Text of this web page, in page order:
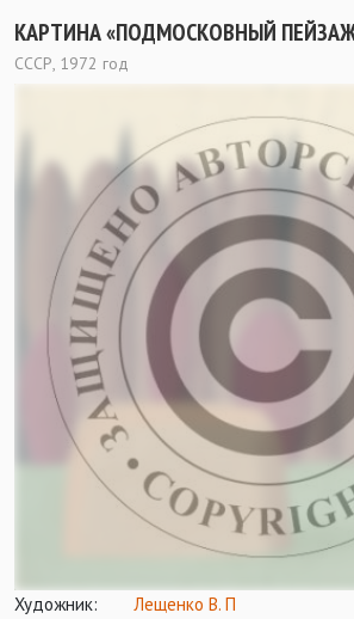
КАРТИНА «ПОДМОСКОВНЫЙ
СССР, 1972 год
Художник:
Лещенко В. П